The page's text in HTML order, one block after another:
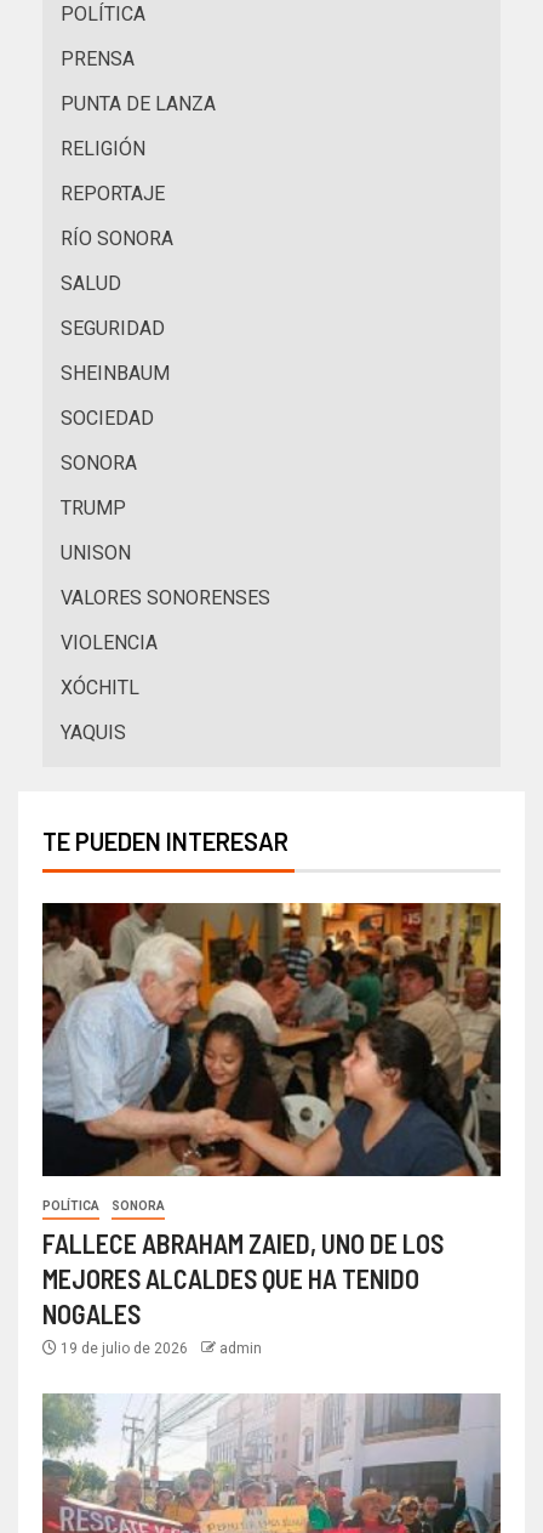
POLÍTICA
PRENSA
PUNTA DE LANZA
RELIGIÓN
REPORTAJE
RÍO SONORA
SALUD
SEGURIDAD
SHEINBAUM
SOCIEDAD
SONORA
TRUMP
UNISON
VALORES SONORENSES
VIOLENCIA
XÓCHITL
YAQUIS
TE PUEDEN INTERESAR
POLÍTICA SONORA
FALLECE ABRAHAM ZAIED, UNO DE LOS
MEJORES ALCALDES QUE HA TENIDO
NOGALES
19 de julio de 2026 admin